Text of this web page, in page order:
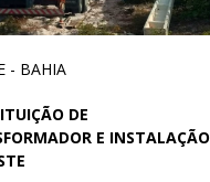
- BAHIA
DE
E INSTALAÇÃO